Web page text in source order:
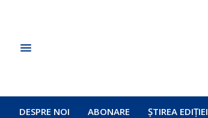
DESPRE NOI ABONARE ȘTIREA EDIȚIEI